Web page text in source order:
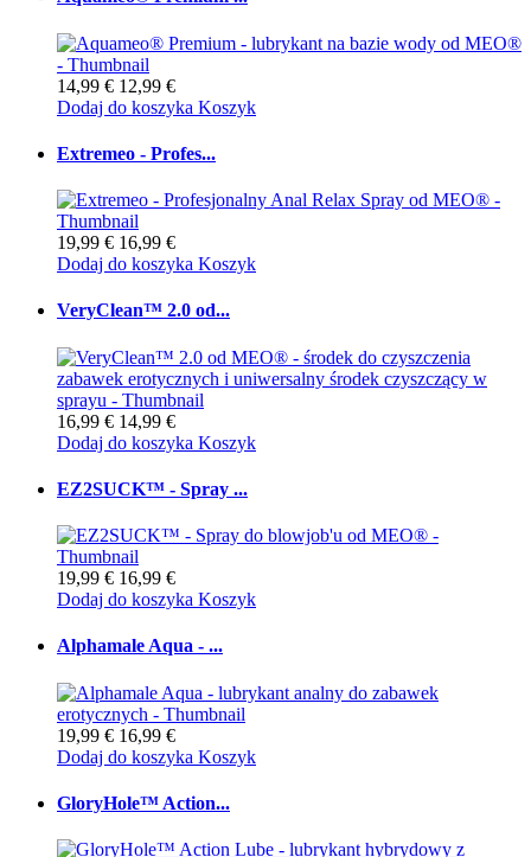
14,99 € 12,99 €
Dodaj do koszyka Koszyk
Extremeo - Profes...
19,99 € 16,99 €
Dodaj do koszyka Koszyk
VeryClean™ 2.0 od...
16,99 € 14,99 €
Dodaj do koszyka Koszyk
EZ2SUCK™ - Spray ...
19,99 € 16,99 €
Dodaj do koszyka Koszyk
Alphamale Aqua - ...
19,99 € 16,99 €
Dodaj do koszyka Koszyk
GloryHole™ Action...